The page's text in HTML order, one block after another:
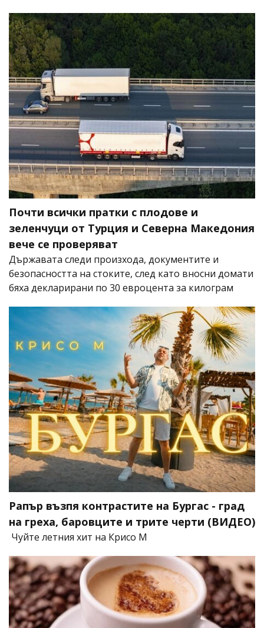
Почти всички пратки с плодове и
зеленчуци от Турция и Северна Македония
вече се проверяват
Държавата следи произхода, документите и
безопасността на стоките, след като вносни домати
бяха декларирани по 30 евроцента за килограм
Рапър възпя контрастите на Бургас - град
на греха, баровците и трите черти (ВИДЕО)
Чуйте летния хит на Крисо М